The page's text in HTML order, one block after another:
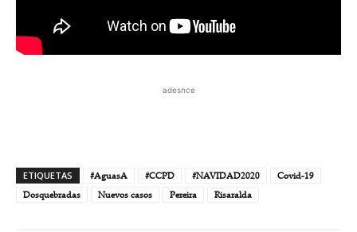
adesnce
ETIQUETAS #AguasA #CCPD #NAVIDAD2020
Covid-19
Dosquebradas
Nuevos casos Pereira Risaralda